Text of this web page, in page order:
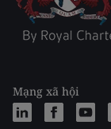
Mạng xã hội